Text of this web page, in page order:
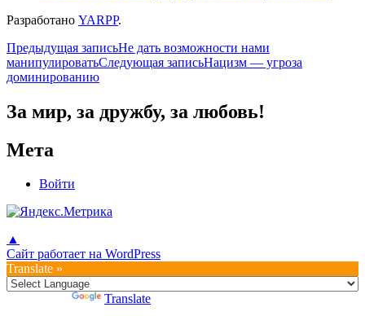
Разработано YARPP.
Навигация
по
Предыдущая записьНе дать возможности нами
манипулироватьСледующая записьНацизм — угроза
доминированию
За мир, за дружбу, за любовь!
Мета
Войти
▲
Сайт работает на WordPress
Translate »
Translate